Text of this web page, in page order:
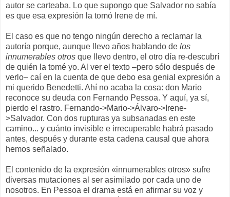
autor se carteaba. Lo que supongo que Salvador no sabía
es que esa expresión la tomó Irene de mí.
El caso es que no tengo ningún derecho a reclamar la
autoría porque, aunque llevo años hablando de los
innumerables otros que llevo dentro, el otro día re-descubrí
de quién la tomé yo. Al ver el texto –pero sólo después de
verlo– caí en la cuenta de que debo esa genial expresión a
mi querido Benedetti. Ahí no acaba la cosa: don Mario
reconoce su deuda con Fernando Pessoa. Y aquí, ya sí,
pierdo el rastro. Fernando->Mario->Álvaro->Irene-
>Salvador. Con dos rupturas ya subsanadas en este
camino... y cuánto invisible e irrecuperable habrá pasado
antes, después y durante esta cadena causal que ahora
hemos señalado.
El contenido de la expresión «innumerables otros» sufre
diversas mutaciones al ser asimilado por cada uno de
nosotros. En Pessoa el drama está en afirmar su voz y